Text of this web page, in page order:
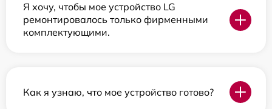
Я хочу, чтобы мое устройство LG
ремонтировалось только фирменными
комплектующими.
Как я узнаю, что мое устройство готово?